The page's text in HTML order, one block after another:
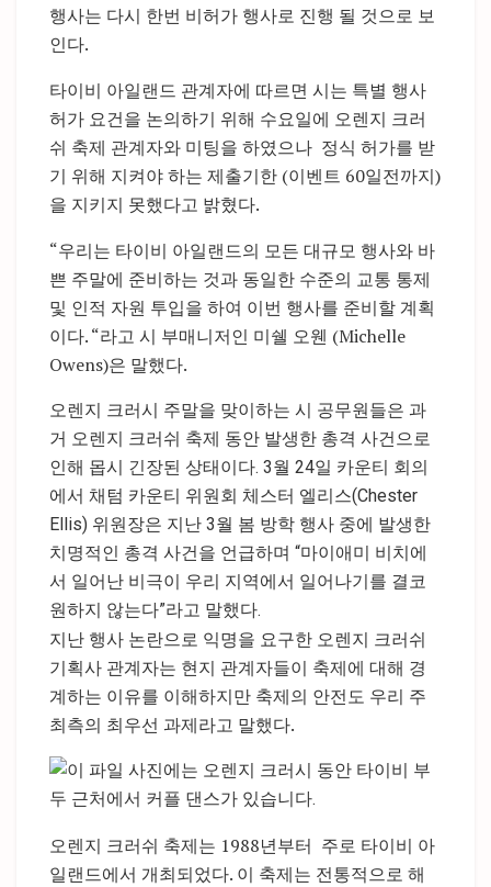
행사는 다시 한번 비허가 행사로 진행 될 것으로 보
인다.
타이비 아일랜드 관계자에 따르면 시는 특별 행사
허가 요건을 논의하기 위해 수요일에 오렌지 크러
쉬 축제 관계자와 미팅을 하였으나 정식 허가를 받
기 위해 지켜야 하는 제출기한 (이벤트 60일전까지)
을 지키지 못했다고 밝혔다.
“우리는 타이비 아일랜드의 모든 대규모 행사와 바
쁜 주말에 준비하는 것과 동일한 수준의 교통 통제
및 인적 자원 투입을 하여 이번 행사를 준비할 계획
이다. “라고 시 부매니저인 미쉘 오웬 (Michelle
Owens)은 말했다.
오렌지 크러시 주말을 맞이하는 시 공무원들은 과
거 오렌지 크러쉬 축제 동안 발생한 총격 사건으로
인해 몹시 긴장된 상태이다. 3월 24일 카운티 회의
에서 채텀 카운티 위원회 체스터 엘리스(Chester
Ellis) 위원장은 지난 3월 봄 방학 행사 중에 발생한
치명적인 총격 사건을 언급하며 “마이애미 비치에
서 일어난 비극이 우리 지역에서 일어나기를 결코
원하지 않는다”라고 말했다.
지난 행사 논란으로 익명을 요구한 오렌지 크러쉬
기획사 관계자는 현지 관계자들이 축제에 대해 경
계하는 이유를 이해하지만 축제의 안전도 우리 주
최측의 최우선 과제라고 말했다.
오렌지 크러쉬 축제는 1988년부터 주로 타이비 아
일랜드에서 개최되었다. 이 축제는 전통적으로 해